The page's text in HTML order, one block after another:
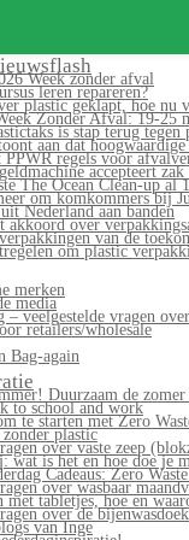
Week zonder afval
leren repareren?
plastic geklapt, hoe nu
Zonder Afval: 19-25
is stap terug
aan dat
PPWR regels voor
accepteert
The Ocean Clean-up
om komkommers bij
Nederland aan banden
akkoord over
van de
om plastic
merken
media
– veelgestelde vragen
retailers/wholesale
Bag-again
Duurzaam de
to school and work
te starten met Zero
plastic
over vaste zeep
wat is het en hoe doe je
Cadeaus: Zero
over wasbaar
met tabletjes, hoe en
over de bijenwasdoek
van Inge